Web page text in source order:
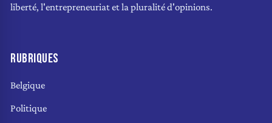
liberté, l'entrepreneuriat et la pluralité d'opinions.
RUBRIQUES
Belgique
Politique